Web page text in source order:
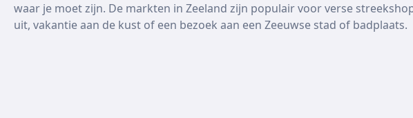
waar je moet zijn. De markten in Zeeland zijn populair voor verse
uit, vakantie aan de kust of een bezoek aan een Zeeuwse stad of badplaats.